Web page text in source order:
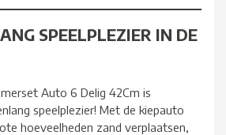
SPEELPLEZIER IN DE
Auto 6 Delig 42Cm is
speelplezier! Met de kiepauto
hoeveelheden zand verplaatsen,